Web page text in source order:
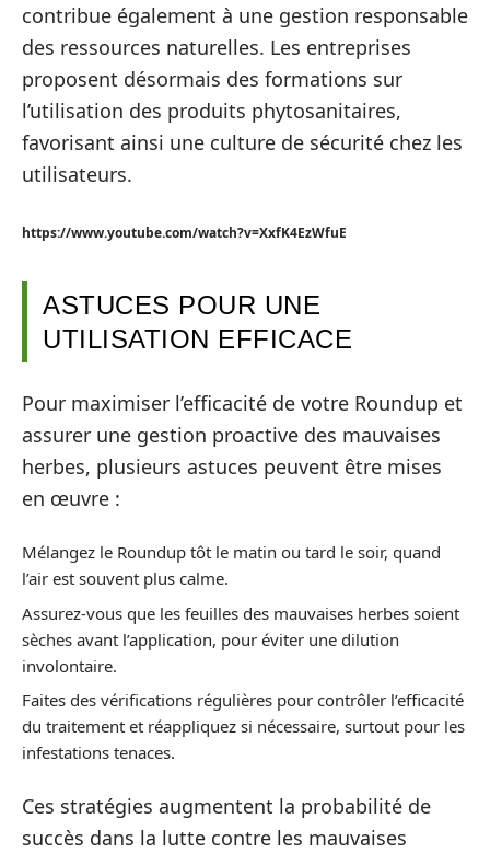
contribue également à une gestion responsable
des ressources naturelles. Les entreprises
proposent désormais des formations sur
l’utilisation des produits phytosanitaires,
favorisant ainsi une culture de sécurité chez les
utilisateurs.
https://www.youtube.com/watch?v=XxfK4EzWfuE
ASTUCES POUR UNE
UTILISATION EFFICACE
Pour maximiser l’efficacité de votre Roundup et
assurer une gestion proactive des mauvaises
herbes, plusieurs astuces peuvent être mises
en œuvre :
Mélangez le Roundup tôt le matin ou tard le soir, quand
l’air est souvent plus calme.
Assurez-vous que les feuilles des mauvaises herbes soient
sèches avant l’application, pour éviter une dilution
involontaire.
Faites des vérifications régulières pour contrôler l’efficacité
du traitement et réappliquez si nécessaire, surtout pour les
infestations tenaces.
Ces stratégies augmentent la probabilité de
succès dans la lutte contre les mauvaises